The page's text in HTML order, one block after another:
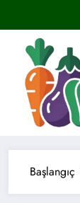
atla
Başlangıç